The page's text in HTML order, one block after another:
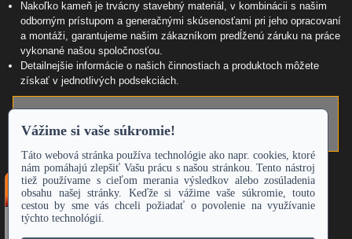
Nakoľko kameň je trvácny stavebný materiál, v kombinácii s našim
odborným prístupom a generačnými skúsenosťami pri jeho opracovaní
a montáži, garantujeme našim zákazníkom predĺženú záruku na práce
vykonané našou spoločnosťou.
Detailnejšie informácie o našich činnostiach a produktoch môžete
získať v jednotlivých podsekciách.
Vyhľadávanie
Zadajte hľadaný výraz